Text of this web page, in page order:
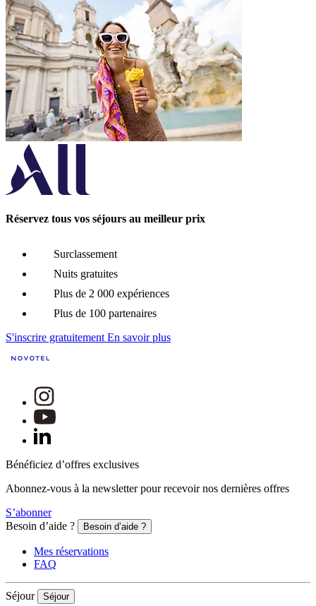
Réservez tous vos séjours au meilleur prix
Surclassement
Nuits gratuites
Plus de 2 000 expériences
Plus de 100 partenaires
S'inscrire gratuitement En savoir plus
Bénéficiez d’offres exclusives
Abonnez-vous à la newsletter pour recevoir nos dernières offres
S’abonner
Besoin d’aide ?
Besoin d’aide ?
Mes réservations
FAQ
Séjour Séjour